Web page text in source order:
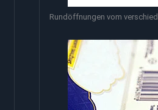
Rundöffnungen vom